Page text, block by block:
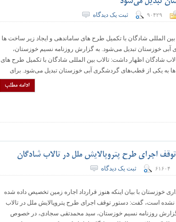
۹۰۴۲۹ ثبت یک دیدگاه
المللی شادگان با تکمیل طرح های ساماندهی و ایجاد زیر ساخت ها
خوزستان تبدیل می‌شود. به گزارش روزنامه نسیم خوزستان،
شادگان اظهار داشت: تالاب بین المللی شادگان با تکمیل طرح های
ها به یکی از قطب‌های گردشگری آبی خوزستان تبدیل می‌شود. برای
ادامه مطلب
اجرای طرح پتروپالایش ملل در تالاب شادگان
۶۱۶۰۴ ثبت یک دیدگاه
خوزستان با بیان اینکه هنوز قرارداد اجاره زمین تخصیص داده شده
نشده است، گفت: دستور توقف اجرای طرح پتروپالایش ملل در تالاب
روزنامه نسیم خوزستان، سید محمدتقی سجادی، در خصوص